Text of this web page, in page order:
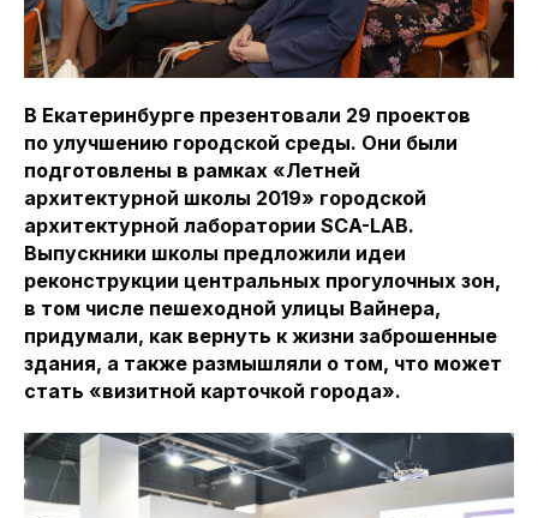
В Екатеринбурге презентовали 29 проектов
по улучшению городской среды. Они были
подготовлены в рамках «Летней
архитектурной школы 2019» городской
архитектурной лаборатории SCA-LAB.
Выпускники школы предложили идеи
реконструкции центральных прогулочных зон,
в том числе пешеходной улицы Вайнера,
придумали, как вернуть к жизни заброшенные
здания, а также размышляли о том, что может
стать «визитной карточкой города».